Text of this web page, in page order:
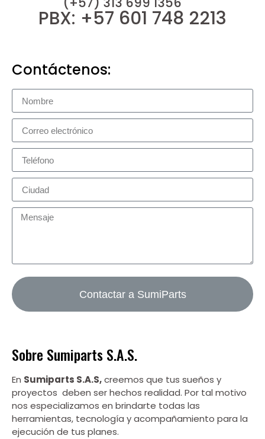
PBX: +57 601 748 2213
Contáctenos:
Contactar a SumiParts
Sobre Sumiparts S.A.S.
En Sumiparts S.A.S,creemos que tus sueños y
proyectos deben ser hechos realidad. Por tal motivo
nos especializamos en brindarte todas las
herramientas, tecnología y acompañamiento para la
ejecución de tus planes.